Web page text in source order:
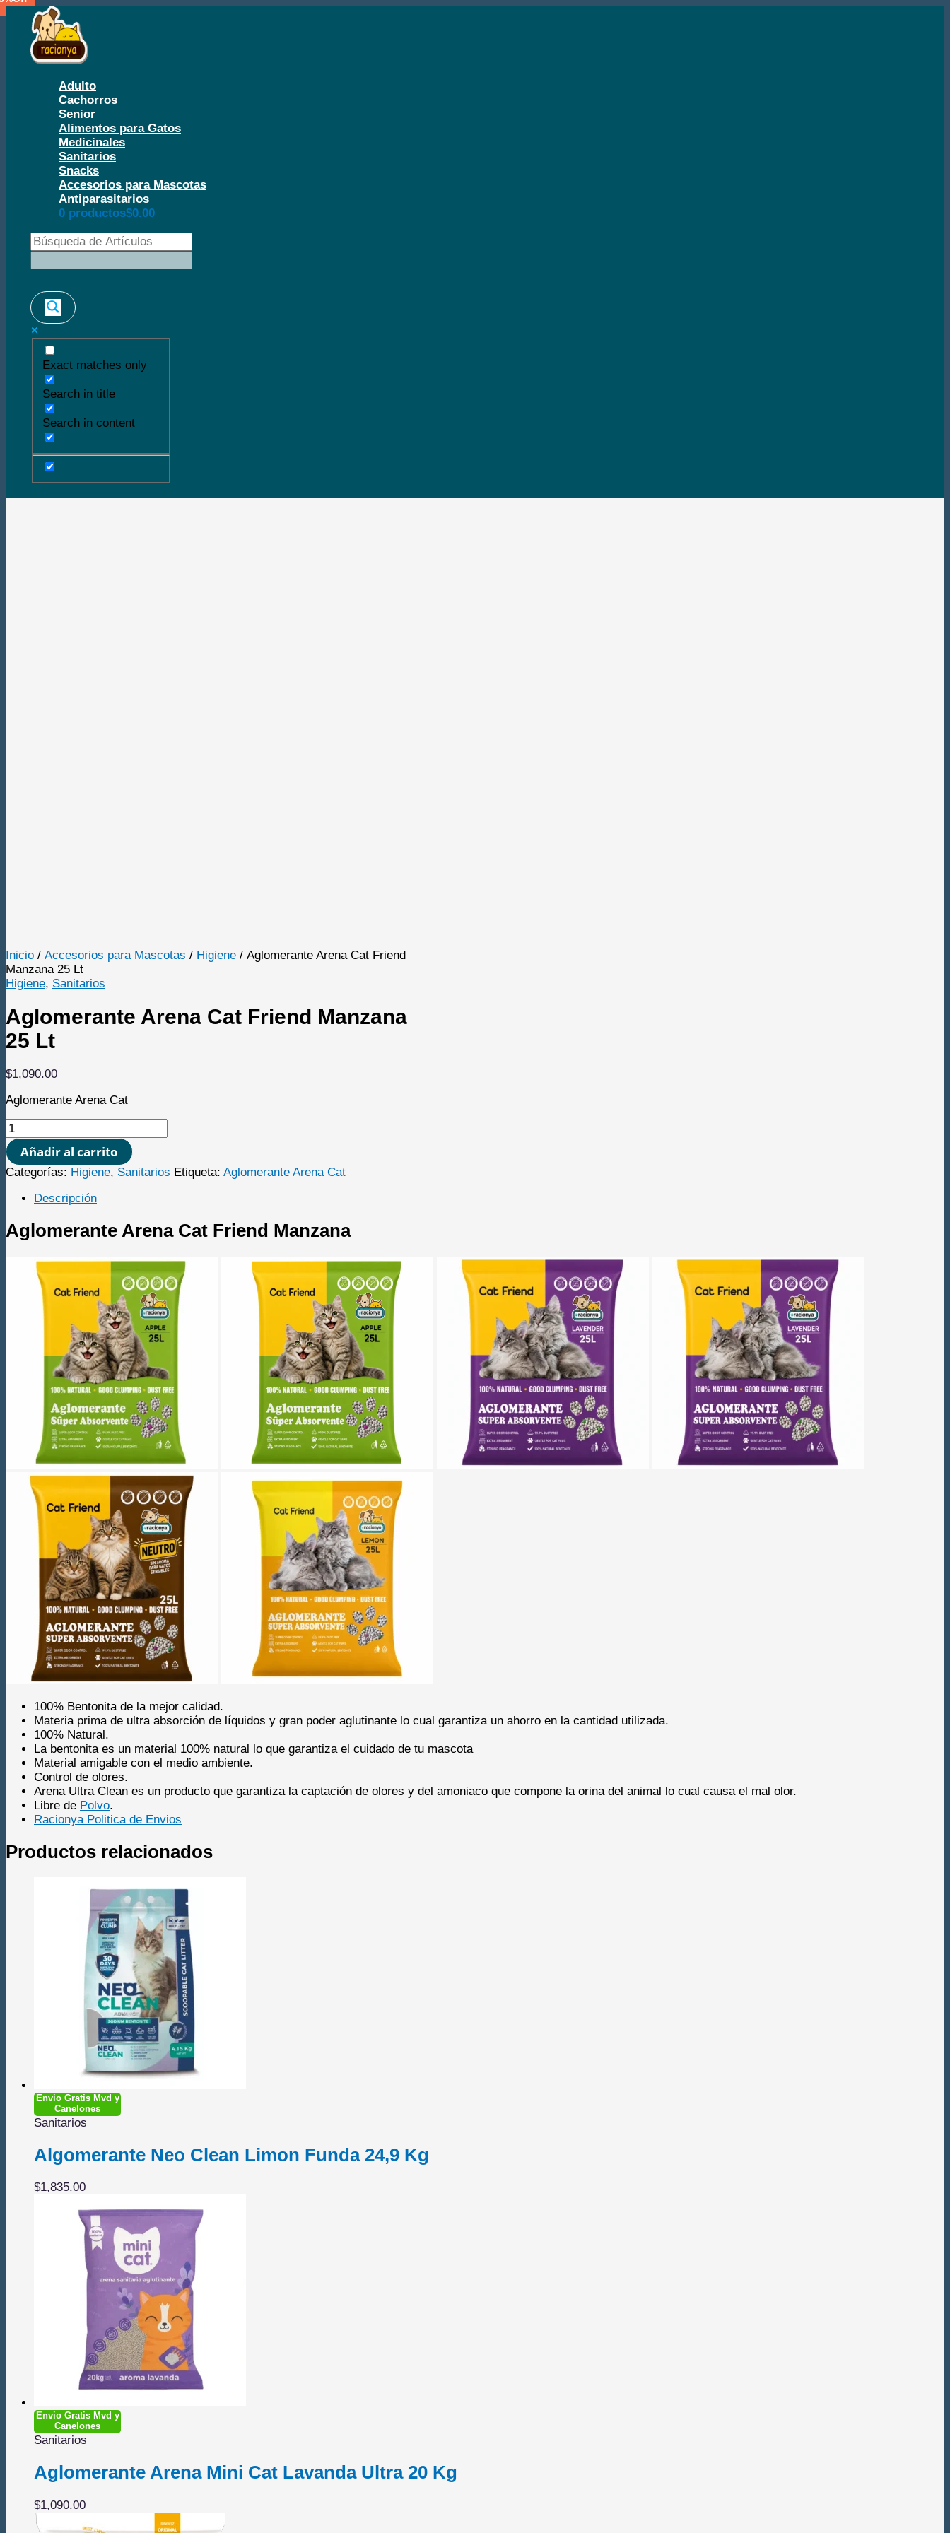
contenido
Adulto
Cachorros
Senior
Alimentos para Gatos
Medicinales
Sanitarios
Snacks
Accesorios para Mascotas
Antiparasitarios
0 productos$0.00
Exact matches only
Search in title
Search in content
Inicio / Accesorios para Mascotas / Higiene / Aglomerante Arena Cat Friend
Manzana 25 Lt
Higiene, Sanitarios
Aglomerante Arena Cat Friend Manzana
25 Lt
$1,090.00
Aglomerante Arena Cat
Aglomerante
Arena
Cat
Friend
Manzana
cantidad
Añadir al carrito
Categorías: Higiene, Sanitarios Etiqueta: Aglomerante Arena Cat
Descripción
Aglomerante Arena Cat Friend Manzana
100% Bentonita de la mejor calidad.
Materia prima de ultra absorción de líquidos y gran poder aglutinante lo cual garantiza un ahorro en la cantidad utilizada.
100% Natural.
La bentonita es un material 100% natural lo que garantiza el cuidado de tu mascota
Material amigable con el medio ambiente.
Control de olores.
Arena Ultra Clean es un producto que garantiza la captación de olores y del amoniaco que compone la orina del animal lo cual causa el mal olor.
Libre de Polvo.
Racionya Politica de Envios
Productos relacionados
Envio Gratis Mvd y
Canelones
Sanitarios
Algomerante Neo Clean Limon Funda 24,9 Kg
$1,835.00
Envio Gratis Mvd y
Canelones
Sanitarios
Aglomerante Arena Mini Cat Lavanda Ultra 20 Kg
$1,090.00